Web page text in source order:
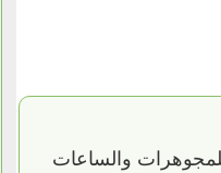
والساعات